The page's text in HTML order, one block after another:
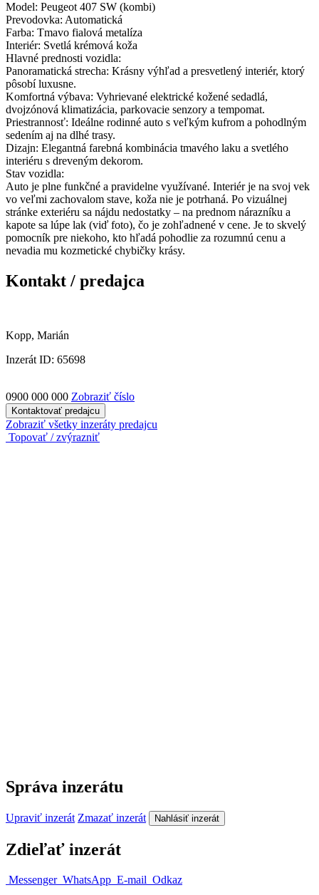
Model: Peugeot 407 SW (kombi)
Prevodovka: Automatická
Farba: Tmavo fialová metalíza
Interiér: Svetlá krémová koža
Hlavné prednosti vozidla:
Panoramatická strecha: Krásny výhľad a presvetlený interiér, ktorý
pôsobí luxusne.
Komfortná výbava: Vyhrievané elektrické kožené sedadlá,
dvojzónová klimatizácia, parkovacie senzory a tempomat.
Priestrannosť: Ideálne rodinné auto s veľkým kufrom a pohodlným
sedením aj na dlhé trasy.
Dizajn: Elegantná farebná kombinácia tmavého laku a svetlého
interiéru s dreveným dekorom.
Stav vozidla:
Auto je plne funkčné a pravidelne využívané. Interiér je na svoj vek
vo veľmi zachovalom stave, koža nie je potrhaná. Po vizuálnej
stránke exteriéru sa nájdu nedostatky – na prednom nárazníku a
kapote sa lúpe lak (viď foto), čo je zohľadnené v cene. Je to skvelý
pomocník pre niekoho, kto hľadá pohodlie za rozumnú cenu a
nevadia mu kozmetické chybičky krásy.
Kontakt / predajca
Kopp, Marián
Inzerát ID: 65698
0900 000 000 Zobraziť číslo
Kontaktovať predajcu
Zobraziť všetky inzeráty predajcu
Topovať / zvýrazniť
Správa inzerátu
Upraviť inzerát Zmazať inzerát Nahlásiť inzerát
Zdieľať inzerát
Messenger WhatsApp E-mail Odkaz